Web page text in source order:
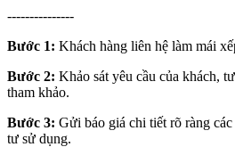
---------------
Bước 1: Khách hàng liên hệ làm mái
Bước 2: Khảo sát yêu cầu của khách,
tham khảo.
Bước 3: Gửi báo giá chi tiết rõ ràng
tư sử dụng.